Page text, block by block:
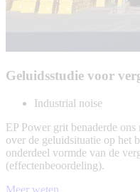
Geluidsstudie voor
Industrial noise
EP Power grit benaderde
over de geluidsituatie op het
onderdeel vormde van de
(effectenbeoordeling).
Meer weten